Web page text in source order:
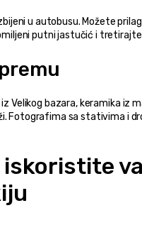
u autobusu. Možete
putni jastučić i
Velikog bazara, keramika iz
Fotografima sa stativima i
iskoristite